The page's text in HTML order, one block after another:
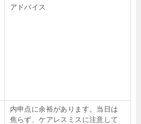
アドバイス
内申点に余裕があります。当日は
焦らず、ケアレスミスに注意して